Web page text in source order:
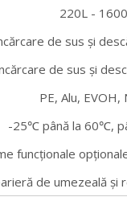
220L -
de sus și
de sus și
PE, Alu, EVOH,
-25℃ până la 60℃,
funcționale
de umezeală